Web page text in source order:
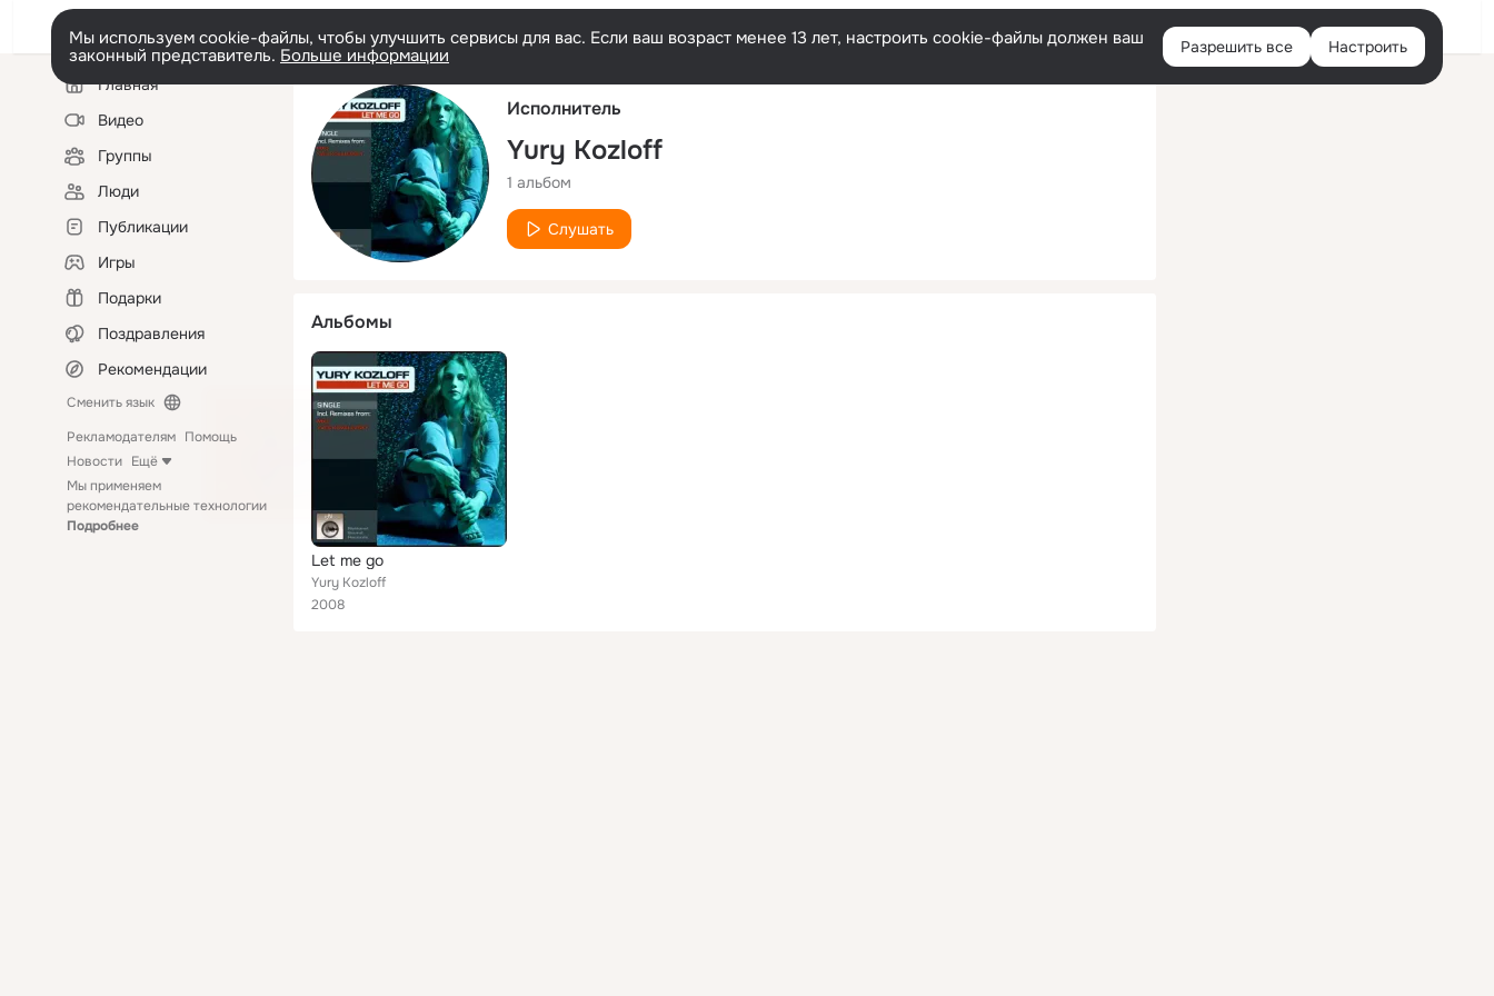
Русский Войти
Мы используем cookie-файлы, чтобы улучшить сервисы для вас. Если ваш возраст менее 13 лет, настроить cookie-файлы должен ваш
законный представитель. Больше информации Разрешить все Настроить
Левая
колонкаГлавная
Видео
Группы
Люди
Публикации
Игры
Подарки
Поздравления
Рекомендации
Сменить язык
Рекламодателям Помощь
Новости Ещё
Мы применяем
рекомендательные технологии
Подробнее
Исполнитель
Yury Kozloff
1 альбом
Слушать
Альбомы
Let me go
Yury Kozloff
2008